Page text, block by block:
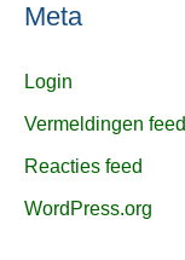
Meta
Login
Vermeldingen feed
Reacties feed
WordPress.org